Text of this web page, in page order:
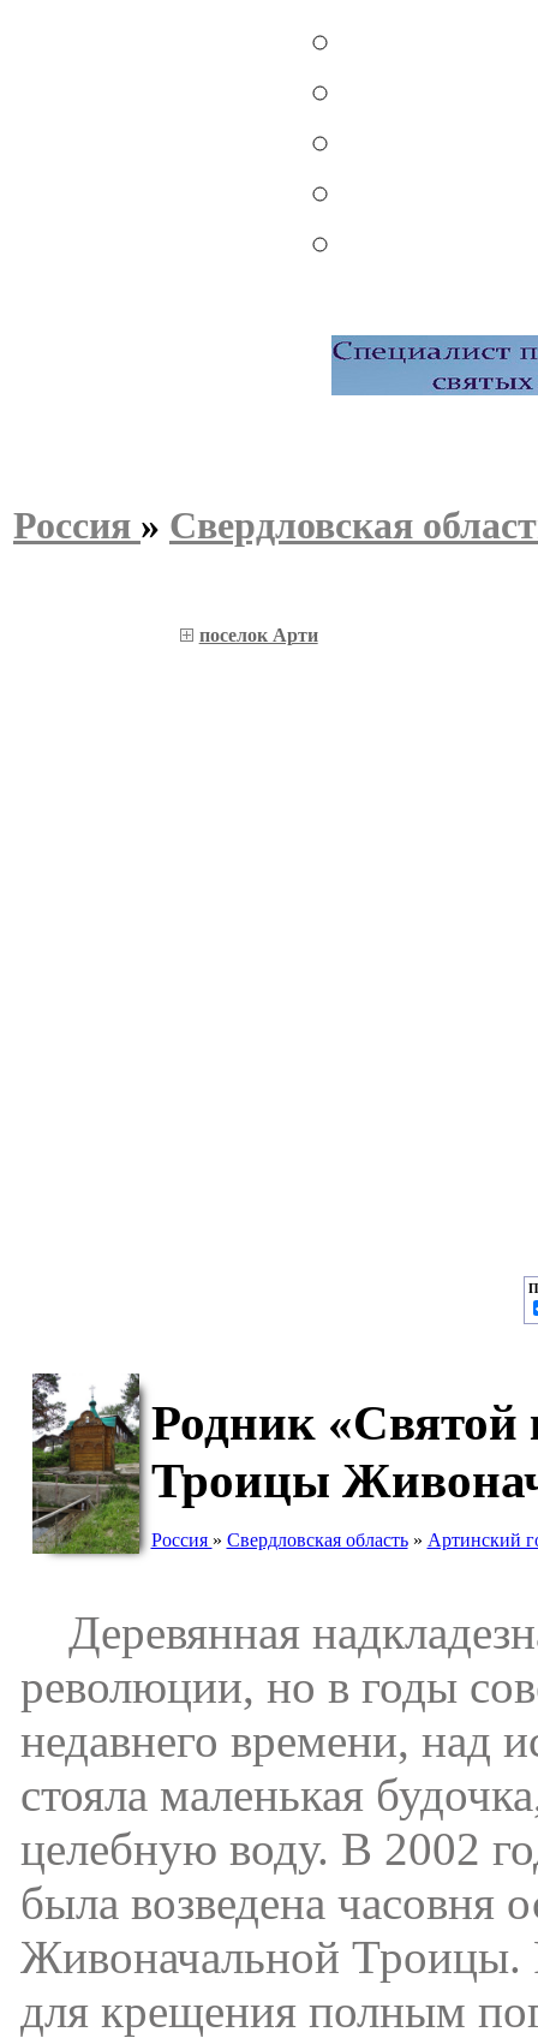
Россия » Свердловская
поселок Арти
Родник «Святой
Троицы
Россия » Свердловская область» Артинский
Деревянная
революции, но в годы
недавнего времени, над
стояла маленькая
целебную воду. В 2002
была возведена часовня
Живоначальной Троицы.
для крещения полным